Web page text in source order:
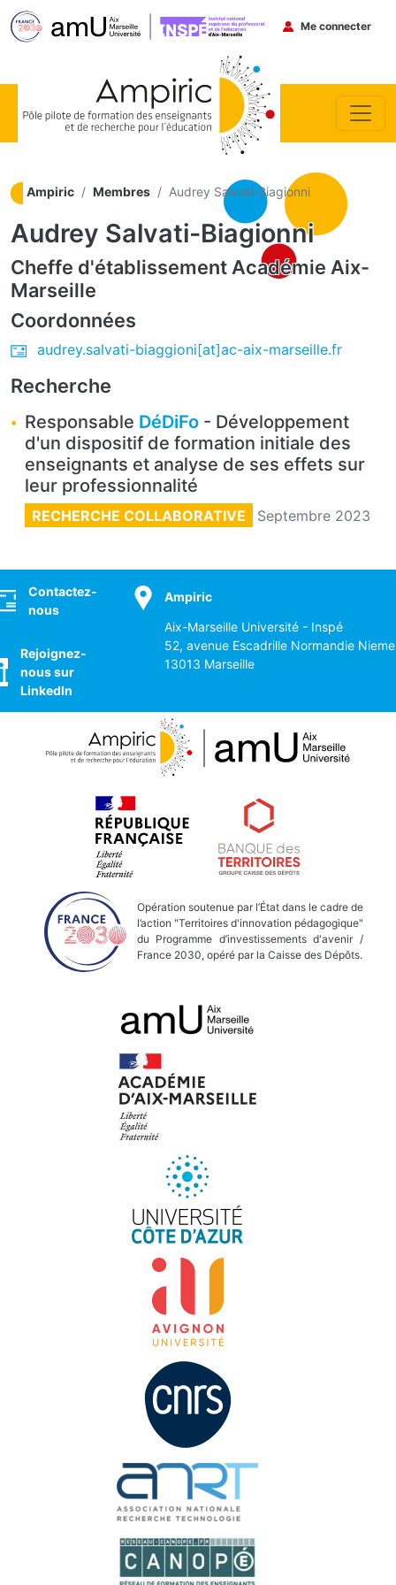
Menu du
Me connecter
Ampiric Membres Audrey Salvati-Biagionni
Audrey Salvati-Biagionni
Cheffe d'établissement Académie Aix-
Marseille
Coordonnées
audrey.salvati-biaggioni[at]ac-aix-marseille.fr
Recherche
Responsable DéDiFo - Développement
d'un dispositif de formation initiale des
enseignants et analyse de ses effets sur
leur professionnalité
RECHERCHE COLLABORATIVE Septembre 2023
Contactez-
nous
Rejoignez-
nous sur
LinkedIn
Ampiric
Aix-Marseille Université - Inspé
52, avenue Escadrille Normandie
13013 Marseille
Opération soutenue par l’État dans le cadre de
l’action "Territoires d'innovation pédagogique"
du Programme d’investissements d'avenir /
France 2030, opéré par la Caisse des Dépôts.